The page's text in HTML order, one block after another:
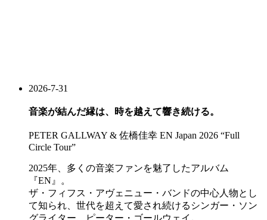
2026-7-31
音楽が結んだ縁は、時を越えて響き続ける。
PETER GALLWAY & 佐橋佳幸 EN Japan 2026 “Full
Circle Tour”
2025年、多くの音楽ファンを魅了したアルバム
『EN』。
ザ・フィフス・アヴェニュー・バンドの中心人物とし
て知られ、世代を超えて愛され続けるシンガー・ソン
グライター、ピーター・ゴールウェイ。